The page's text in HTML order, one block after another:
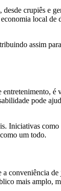
crupiês e
local
assim
pode
Iniciativas
um todo.
conveniência
mais amplo,